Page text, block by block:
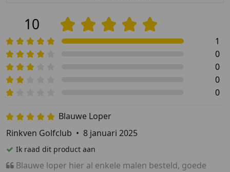
10
1
0
0
0
0
Blauwe Loper
Rinkven Golfclub • 8 januari 2025
Ik raad dit product aan
Blauwe loper hier al enkele malen besteld, goede